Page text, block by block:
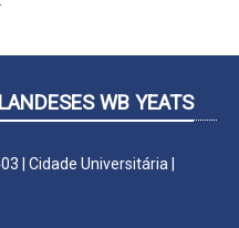
WB YEATS
| Cidade Universitária |